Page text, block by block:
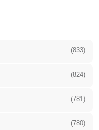
(833)
(824)
(781)
(780)